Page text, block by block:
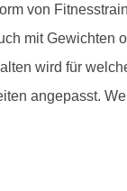
von
mit
wird für
angepasst.